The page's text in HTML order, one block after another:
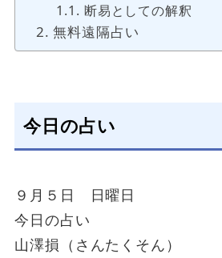
断易としての解釈
無料遠隔占い
今日の占い
９月５日 日曜日
今日の占い
山澤損（さんたくそん）